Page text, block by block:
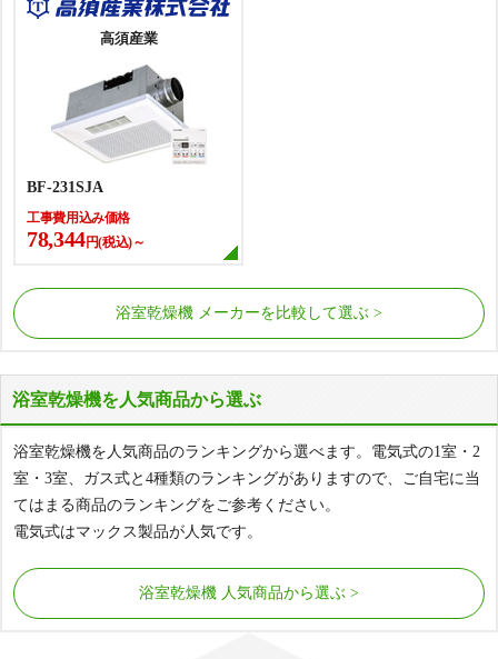
高須産業
BF-231SJA
工事費用込み価格
78,344円(税込)～
RBH-C3302K1P
工事費用込み価格
131,256円(税込)～
BDV-3303AUKNS-BL
工事費用込み価格
浴室乾燥機 メーカーを比較して選ぶ
浴室乾燥機を人気商品から選ぶ
浴室乾燥機を人気商品のランキングから選べます。電気式の1室・2
室・3室、ガス式と4種類のランキングがありますので、ご自宅に当
てはまる商品のランキングをご参考ください。
電気式はマックス製品が人気です。
浴室乾燥機 人気商品から選ぶ